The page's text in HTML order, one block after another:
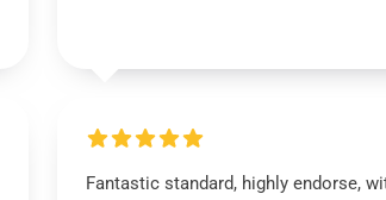
Fantastic standard, highly endorse,